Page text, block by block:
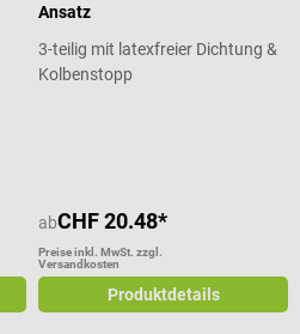
Ansatz
3-teilig mit latexfreier Dichtung &
Kolbenstopp
abCHF 20.48*
Preise inkl. MwSt. zzgl.
Versandkosten
Produktdetails